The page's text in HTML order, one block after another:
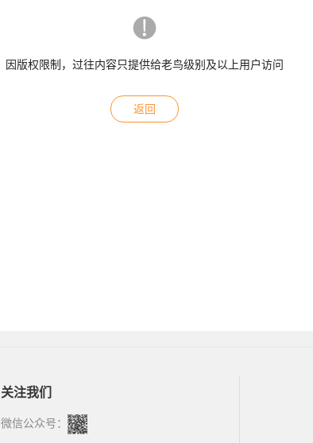
因版权限制，过往内容只提供给老鸟级别及以上用户访问
返回
关注我们
微信公众号：